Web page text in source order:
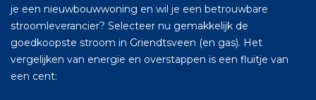
je een nieuwbouwwoning en wil je een betrouwbare
stroomleverancier? Selecteer nu gemakkelijk de
goedkoopste stroom in Griendtsveen (en gas). Het
vergelijken van energie en overstappen is een fluitje van
een cent: